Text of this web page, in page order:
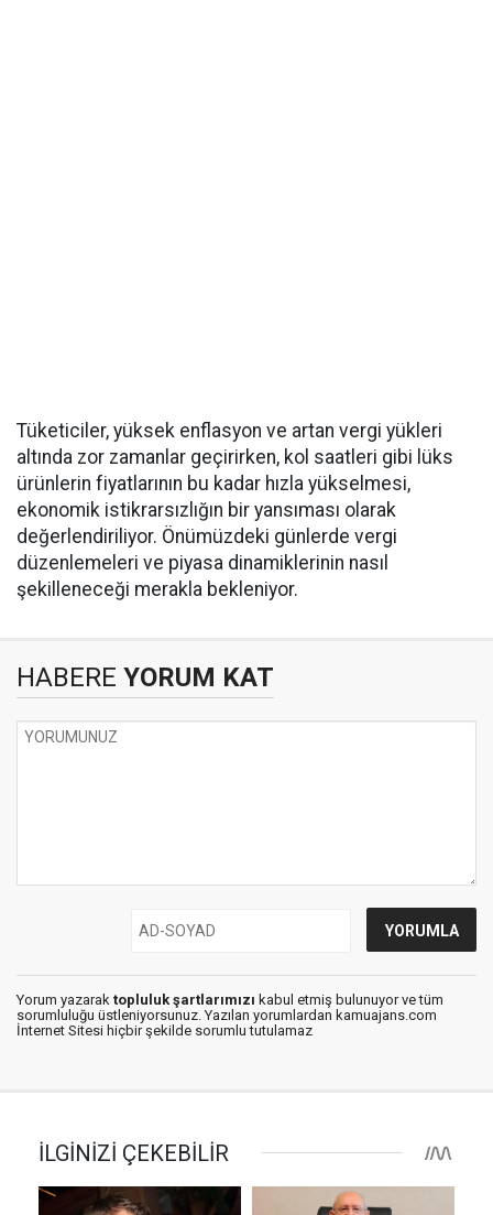
Tüketiciler, yüksek enflasyon ve artan vergi yükleri
altında zor zamanlar geçirirken, kol saatleri gibi lüks
ürünlerin fiyatlarının bu kadar hızla yükselmesi,
ekonomik istikrarsızlığın bir yansıması olarak
değerlendiriliyor. Önümüzdeki günlerde vergi
düzenlemeleri ve piyasa dinamiklerinin nasıl
şekilleneceği merakla bekleniyor.
HABERE YORUM KAT
Yorum yazarak topluluk şartlarımızı kabul etmiş bulunuyor ve tüm
sorumluluğu üstleniyorsunuz. Yazılan yorumlardan kamuajans.com
İnternet Sitesi hiçbir şekilde sorumlu tutulamaz